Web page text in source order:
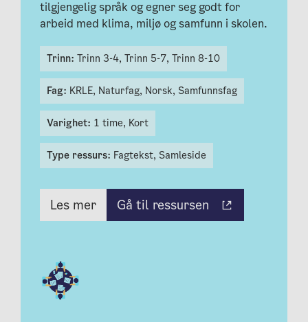
tilgjengelig språk og egner seg godt for
arbeid med klima, miljø og samfunn i skolen.
Trinn: Trinn 3-4, Trinn 5-7, Trinn 8-10
Fag: KRLE, Naturfag, Norsk, Samfunnsfag
Varighet: 1 time, Kort
Type ressurs: Fagtekst, Samleside
Les mer Gå til ressursen